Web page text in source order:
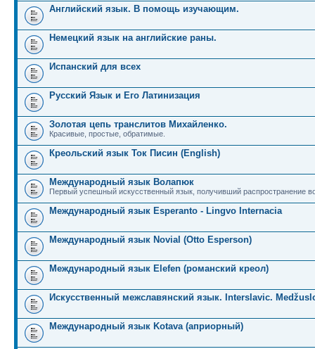
Английский язык. В помощь изучающим.
Немецкий язык на английские раны.
Испанский для всех
Русский Язык и Его Латинизация
Золотая цепь транслитов Михайленко.
Красивые, простые, обратимые.
Креольский язык Ток Писин (English)
Международный язык Волапюк
Первый успешный искусственный язык, получивший распространение
Международный язык Esperanto - Lingvo Internacia
Международный язык Novial (Otto Esperson)
Международный язык Elefen (романский креол)
Искусственный межславянский язык. Interslavic.
Международный язык Kotava (априорный)